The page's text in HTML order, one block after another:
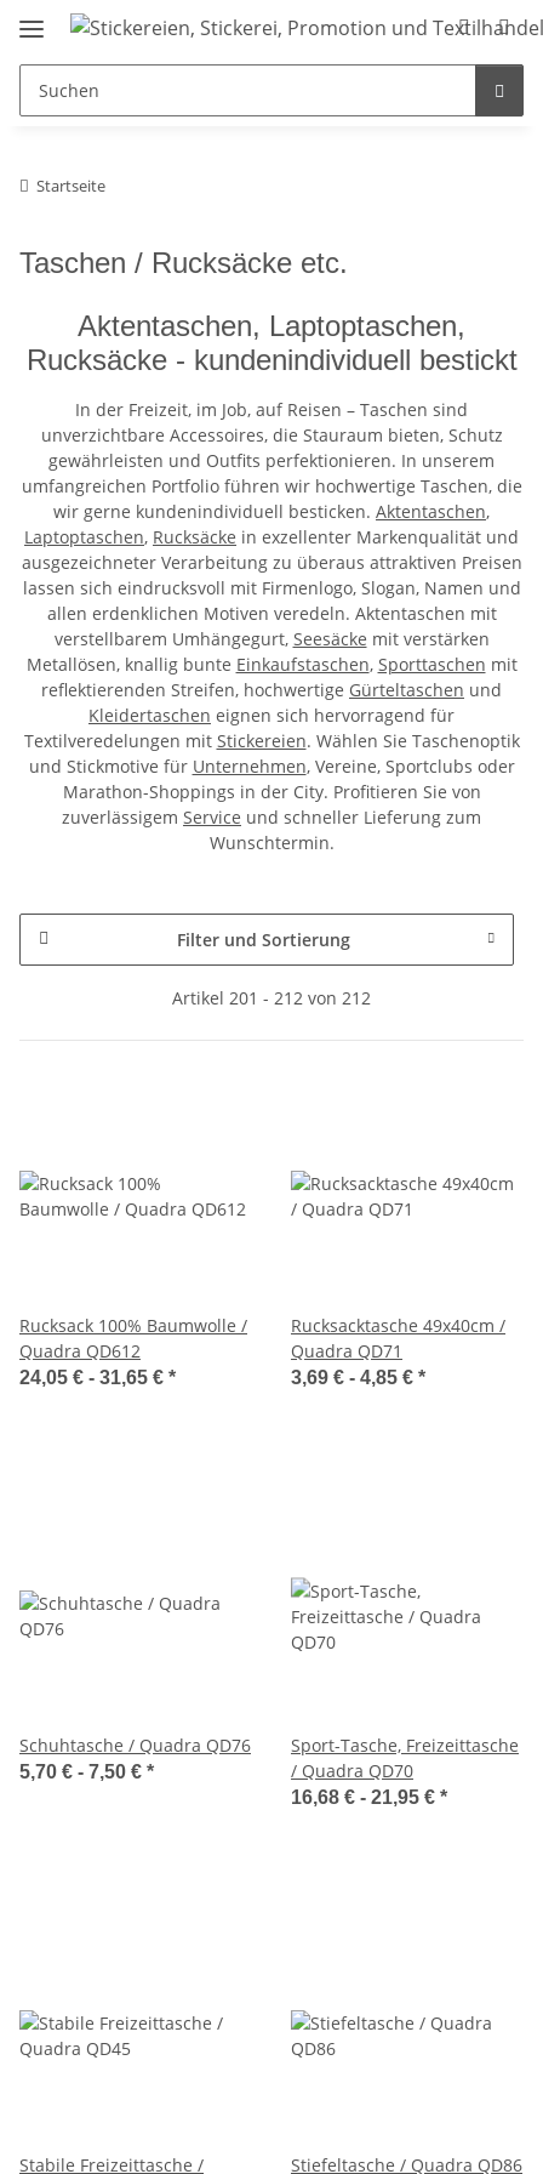
Startseite
Taschen / Rucksäcke etc.
Aktentaschen, Laptoptaschen,
Rucksäcke - kundenindividuell bestickt
In der Freizeit, im Job, auf Reisen – Taschen sind
unverzichtbare Accessoires, die Stauraum bieten, Schutz
gewährleisten und Outfits perfektionieren. In unserem
umfangreichen Portfolio führen wir hochwertige Taschen, die
wir gerne kundenindividuell besticken. Aktentaschen,
Laptoptaschen, Rucksäcke in exzellenter Markenqualität und
ausgezeichneter Verarbeitung zu überaus attraktiven Preisen
lassen sich eindrucksvoll mit Firmenlogo, Slogan, Namen und
allen erdenklichen Motiven veredeln. Aktentaschen mit
verstellbarem Umhängegurt, Seesäcke mit verstärken
Metallösen, knallig bunte Einkaufstaschen, Sporttaschen mit
reflektierenden Streifen, hochwertige Gürteltaschen und
Kleidertaschen eignen sich hervorragend für
Textilveredelungen mit Stickereien. Wählen Sie Taschenoptik
und Stickmotive für Unternehmen, Vereine, Sportclubs oder
Marathon-Shoppings in der City. Profitieren Sie von
zuverlässigem Service und schneller Lieferung zum
Wunschtermin.
Filter und Sortierung
Artikel 201 - 212 von 212
Rucksack 100% Baumwolle /
Quadra QD612
24,05 € - 31,65 € *
Rucksacktasche 49x40cm /
Quadra QD71
3,69 € - 4,85 € *
Schuhtasche / Quadra QD76
5,70 € - 7,50 € *
Sport-Tasche, Freizeittasche
/ Quadra QD70
16,68 € - 21,95 € *
Stabile Freizeittasche / Stiefeltasche / Quadra QD86